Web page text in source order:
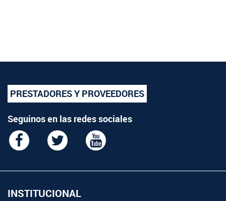
PRESTADORES Y PROVEEDORES
Seguinos en las redes sociales
INSTITUCIONAL